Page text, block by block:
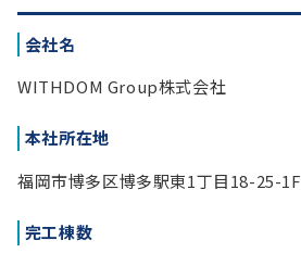
会社名
WITHDOM Group株式会社
本社所在地
福岡市博多区博多駅東1丁目18-25-1F
完工棟数